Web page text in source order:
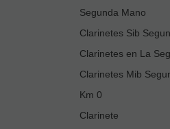
Segunda Mano
Clarinetes Sib
Clarinetes en La
Clarinetes Mib
Km 0
Clarinete